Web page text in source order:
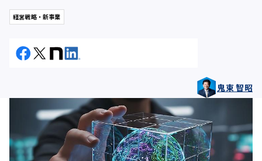
鬼束 智昭
経営戦略・新事業